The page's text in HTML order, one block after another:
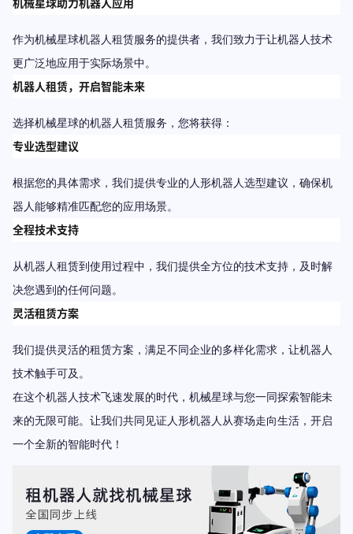
作为机械星球机器人租赁服务的提供者，我们致力于让机器人技术
更广泛地应用于实际场景中。
机器人租赁，开启智能未来
选择机械星球的机器人租赁服务，您将获得：
专业选型建议
根据您的具体需求，我们提供专业的人形机器人选型建议，确保机
器人能够精准匹配您的应用场景。
全程技术支持
从机器人租赁到使用过程中，我们提供全方位的技术支持，及时解
决您遇到的任何问题。
灵活租赁方案
我们提供灵活的租赁方案，满足不同企业的多样化需求，让机器人
技术触手可及。
在这个机器人技术飞速发展的时代，机械星球与您一同探索智能未
来的无限可能。让我们共同见证人形机器人从赛场走向生活，开启
一个全新的智能时代！